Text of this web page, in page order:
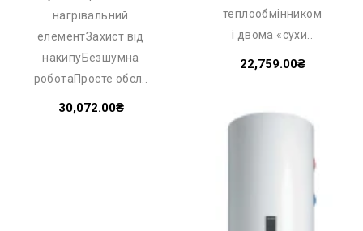
нагрівальний
елементЗахист від
накипуБезшумна
роботаПросте обсл..
30,072.00₴
теплообмінником
і двома «сухи..
22,759.00₴